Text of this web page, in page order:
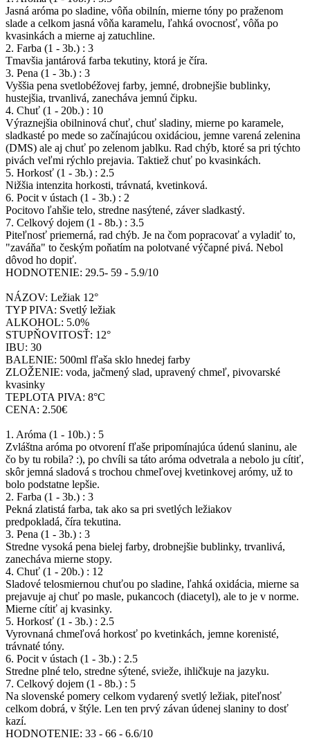
Jasná aróma po sladine, vôňa obilnín, mierne tóny po praženom
slade a celkom jasná vôňa karamelu, ľahká ovocnosť, vôňa po
kvasinkách a mierne aj zatuchline.
2. Farba (1 - 3b.) : 3
Tmavšia jantárová farba tekutiny, ktorá je číra.
3. Pena (1 - 3b.) : 3
Vyššia pena svetlobéžovej farby, jemné, drobnejšie bublinky,
hustejšia, trvanlivá, zanecháva jemnú čipku.
4. Chuť (1 - 20b.) : 10
Výraznejšia obilninová chuť, chuť sladiny, mierne po karamele,
sladkasté po mede so začínajúcou oxidáciou, jemne varená zelenina
(DMS) ale aj chuť po zelenom jablku. Rad chýb, ktoré sa pri týchto
pivách veľmi rýchlo prejavia. Taktiež chuť po kvasinkách.
5. Horkosť (1 - 3b.) : 2.5
Nižšia intenzita horkosti, trávnatá, kvetinková.
6. Pocit v ústach (1 - 3b.) : 2
Pocitovo ľahšie telo, stredne nasýtené, záver sladkastý.
7. Celkový dojem (1 - 8b.) : 3.5
Piteľnosť priemerná, rad chýb. Je na čom popracovať a vyladiť to,
"zaváňa" to českým poňatím na polotvané výčapné pivá. Nebol
dôvod ho dopiť.
HODNOTENIE: 29.5- 59 - 5.9/10
NÁZOV: Ležiak 12°
TYP PIVA: Svetlý ležiak
ALKOHOL: 5.0%
STUPŇOVITOSŤ: 12°
IBU: 30
BALENIE: 500ml fľaša sklo hnedej farby
ZLOŽENIE: voda, jačmený slad, upravený chmeľ, pivovarské
kvasinky
TEPLOTA PIVA: 8°C
CENA: 2.50€
1. Aróma (1 - 10b.) : 5
Zvláštna aróma po otvorení fľaše pripomínajúca údenú slaninu, ale
čo by tu robila? :), po chvíli sa táto aróma odvetrala a nebolo ju cítiť,
skôr jemná sladová s trochou chmeľovej kvetinkovej arómy, už to
bolo podstatne lepšie.
2. Farba (1 - 3b.) : 3
Pekná zlatistá farba, tak ako sa pri svetlých ležiakov
predpokladá, číra tekutina.
3. Pena (1 - 3b.) : 3
Stredne vysoká pena bielej farby, drobnejšie bublinky, trvanlivá,
zanecháva mierne stopy.
4. Chuť (1 - 20b.) : 12
Sladové telosmiernou chuťou po sladine, ľahká oxidácia, mierne sa
prejavuje aj chuť po masle, pukancoch (diacetyl), ale to je v norme.
Mierne cítiť aj kvasinky.
5. Horkosť (1 - 3b.) : 2.5
Vyrovnaná chmeľová horkosť po kvetinkách, jemne korenisté,
trávnaté tóny.
6. Pocit v ústach (1 - 3b.) : 2.5
Stredne plné telo, stredne sýtené, svieže, ihličkuje na jazyku.
7. Celkový dojem (1 - 8b.) : 5
Na slovenské pomery celkom vydarený svetlý ležiak, piteľnosť
celkom dobrá, v štýle. Len ten prvý závan údenej slaniny to dosť
kazí.
HODNOTENIE: 33 - 66 - 6.6/10